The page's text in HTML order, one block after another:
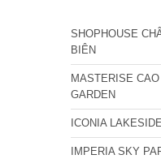
SHOPHOUSE
BIÊN
MASTERISE
GARDEN
ICONIA
IMPERIA SKY